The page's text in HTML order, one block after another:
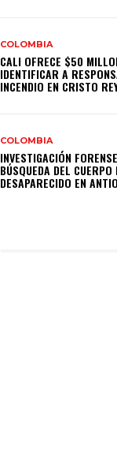
COLOMBIA
CALI OFRECE $50
IDENTIFICAR A
INCENDIO EN CRISTO
COLOMBIA
INVESTIGACIÓN
BÚSQUEDA DEL CUERPO
DESAPARECIDO EN